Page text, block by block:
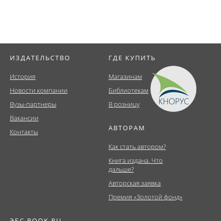
ИЗДАТЕЛЬСТВО
История
Новости компании
Вузы-партнеры
Вакансии
Контакты
ГДЕ КУПИТЬ
Магазинам
Библиотекам
В розницу
АВТОРАМ
Как стать автором?
Книга издана. Что
дальше?
Авторская заявка
Премия «Золотой фонд»